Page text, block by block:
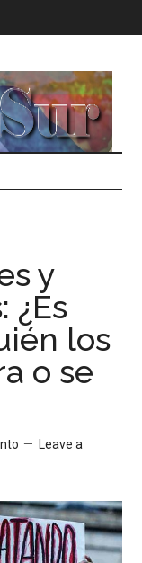
y
¿Es
los
o se
Leave a